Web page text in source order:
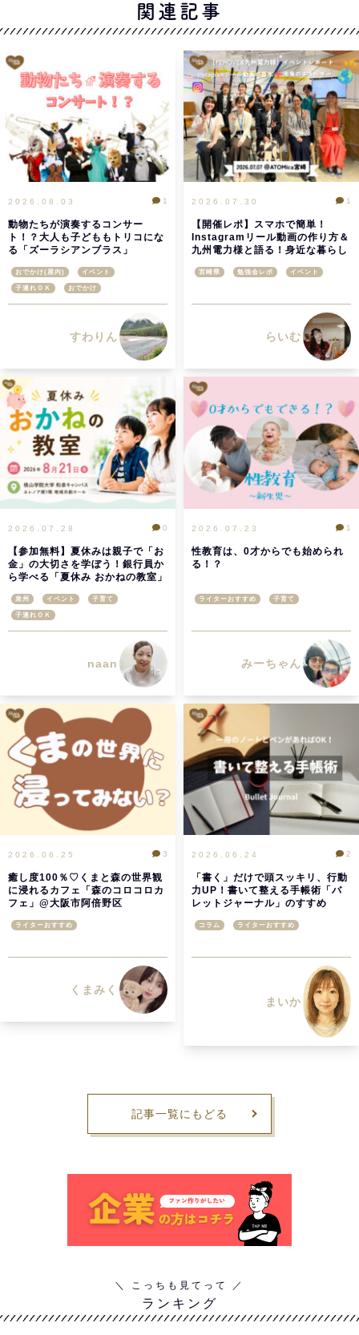
関連記事
2026.08.03
動物たちが演奏するコンサー
ト！？大人も子どももトリコにな
る「ズーラシアンブラス」
1
おでかけ(屋内) イベント
子連れＯＫ おでかけ
すわりん
2026.07.30
【開催レポ】スマホで簡単！
Instagramリール動画の作り方＆
九州電力様と語る！身近な暮らし
宮崎
1
宮崎県 勉強会レポ イベント
らいむ
2026.07.28
【参加無料】夏休みは親子で「お
金」の大切さを学ぼう！銀行員か
ら学べる「夏休み おかねの教室」
0
泉州 イベント 子育て
子連れＯＫ
naan
2026.07.23
性教育は、0才からでも始められ
る！？
1
ライターおすすめ 子育て
みーちゃん
2026.06.25
癒し度100％♡くまと森の世界観
に浸れるカフェ「森のコロコロカ
フェ」@大阪市阿倍野区
3
ライターおすすめ
くまみく
2026.06.24
「書く」だけで頭スッキリ、行動
力UP！書いて整える手帳術「バ
レットジャーナル」のすすめ
2
コラム ライターおすすめ
まいか
記事一覧にもどる
ランキング